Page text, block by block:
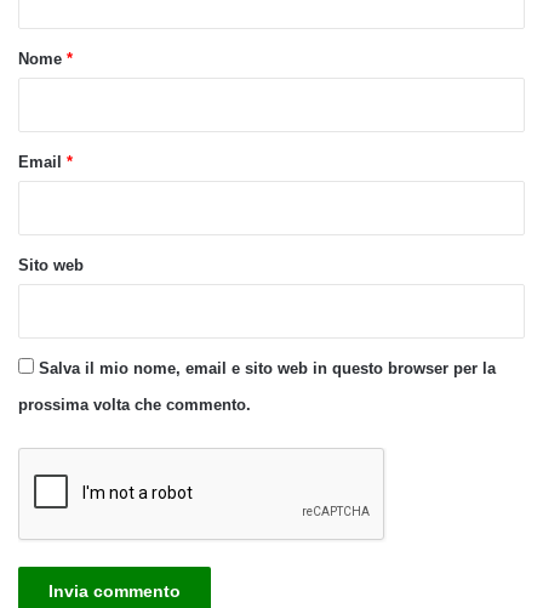
oNome *
Email *
Sito web
Salva il mio nome, email e sito web in questo browser per la
prossima volta che commento.